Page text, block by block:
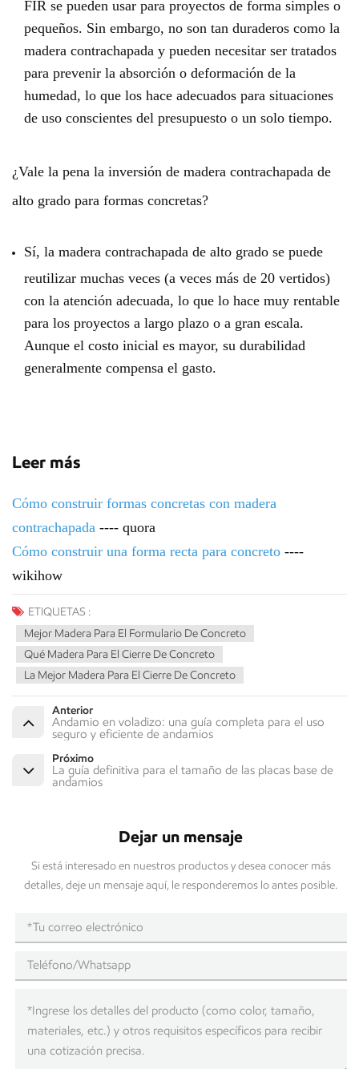
FIR se pueden usar para proyectos de forma simples o
pequeños. Sin embargo, no son tan duraderos como la
madera contrachapada y pueden necesitar ser tratados
para prevenir la absorción o deformación de la
humedad, lo que los hace adecuados para situaciones
de uso conscientes del presupuesto o un solo tiempo.
¿Vale la pena la inversión de madera contrachapada de
alto grado para formas concretas?
Sí, la madera contrachapada de alto grado se puede
reutilizar muchas veces (a veces más de 20 vertidos)
con la atención adecuada, lo que lo hace muy rentable
para los proyectos a largo plazo o a gran escala.
Aunque el costo inicial es mayor, su durabilidad
generalmente compensa el gasto.
Leer más
Cómo construir formas concretas con madera
contrachapada ---- quora
Cómo construir una forma recta para concreto ----
wikihow
ETIQUETAS :
Mejor Madera Para El Formulario De Concreto
Qué Madera Para El Cierre De Concreto
La Mejor Madera Para El Cierre De Concreto
Anterior
Andamio en voladizo: una guía completa para el uso
seguro y eficiente de andamios
Próximo
La guía definitiva para el tamaño de las placas base de
andamios
Dejar un mensaje
Si está interesado en nuestros productos y desea conocer más
detalles, deje un mensaje aquí, le responderemos lo antes posible.